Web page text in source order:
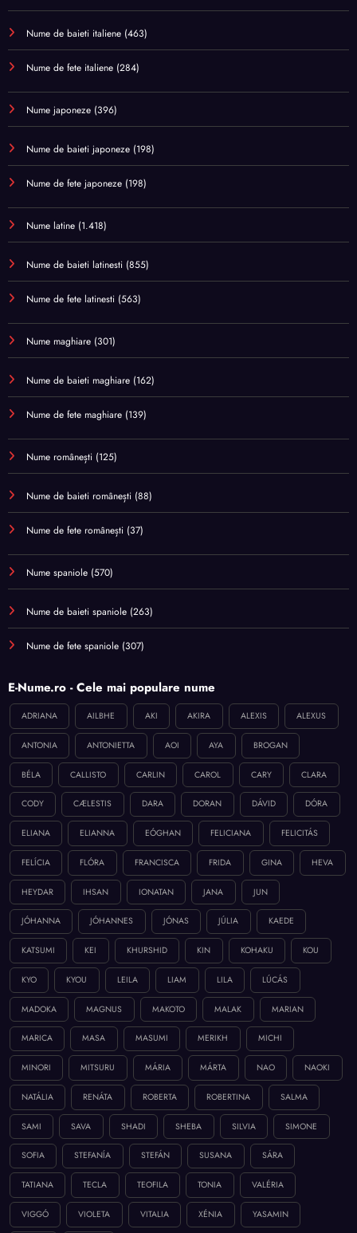
Nume de baieti italiene (463)
Nume de fete italiene (284)
Nume japoneze (396)
Nume de baieti japoneze (198)
Nume de fete japoneze (198)
Nume latine (1.418)
Nume de baieti latinesti (855)
Nume de fete latinesti (563)
Nume maghiare (301)
Nume de baieti maghiare (162)
Nume de fete maghiare (139)
Nume românești (125)
Nume de baieti românești (88)
Nume de fete românești (37)
Nume spaniole (570)
Nume de baieti spaniole (263)
Nume de fete spaniole (307)
E-Nume.ro - Cele mai populare nume
ADRIANA AILBHE AKI AKIRA ALEXIS ALEXUS
ANTONIA ANTONIETTA AOI AYA BROGAN
BÉLA CALLISTO CARLIN CAROL CARY CLARA
CODY CÆLESTIS DARA DORAN DÁVID DÓRA
ELIANA ELIANNA EÓGHAN FELICIANA FELICITÁS
FELÍCIA FLÓRA FRANCISCA FRIDA GINA HEVA
HEYDAR IHSAN IONATAN JANA JUN
JÓHANNA JÓHANNES JÓNAS JÚLIA KAEDE
KATSUMI KEI KHURSHID KIN KOHAKU KOU
KYO KYOU LEILA LIAM LILA LÚCÁS
MADOKA MAGNUS MAKOTO MALAK MARIAN
MARICA MASA MASUMI MERIKH MICHI
MINORI MITSURU MÁRIA MÁRTA NAO NAOKI
NATÁLIA RENÁTA ROBERTA ROBERTINA SALMA
SAMI SAVA SHADI SHEBA SILVIA SIMONE
SOFIA STEFANÍA STEFÁN SUSANA SÁRA
TATIANA TECLA TEOFILA TONIA VALÉRIA
VIGGÓ VIOLETA VITALIA XÉNIA YASAMIN